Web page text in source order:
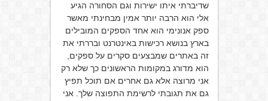
שדיברתי איתו ישירות וגם הסחורה הגיע
אלי הוא הרבה יותר אמין מבחינתי מאשר
ספק אנונימי הוא אחד הספקים המובילים
בארץ בנושא רכישות באינטרנט ובררתי את
זה באתרים שמבצעים סקרים על ספקים,
הוא מדורג במקומות הראשונים כך שלא רק
אני מרוצה אלא גם אחרים אם תוכל תפיץ
גם את תגובתי לרשימת התפוצה שלך. אני